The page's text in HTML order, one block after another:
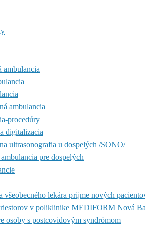
ambulancia
ambulancia
procedúry
digitalizacia
ultrasonografia u dospelých /SONO/
pre dospelých
všeobecného lekára prijme nových
v poliklinike MEDIFORM Nová
osoby s postcovidovým syndrómom